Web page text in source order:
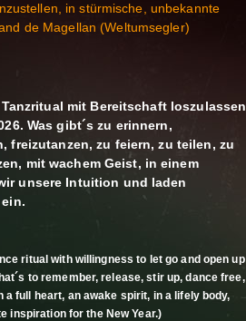
in stürmische, unbekannte
de Magellan (Weltumsegler)
mit Bereitschaft loszulassen
Was gibt´s zu erinnern,
freizutanzen, zu feiern, zu teilen, zu
mit wachem Geist, in einem
unsere Intuition und laden
ritual with willingness to let go and open up
to remember, release, stir up, dance free,
full heart, an awake spirit, in a lifely body,
inspiration for the New Year.)